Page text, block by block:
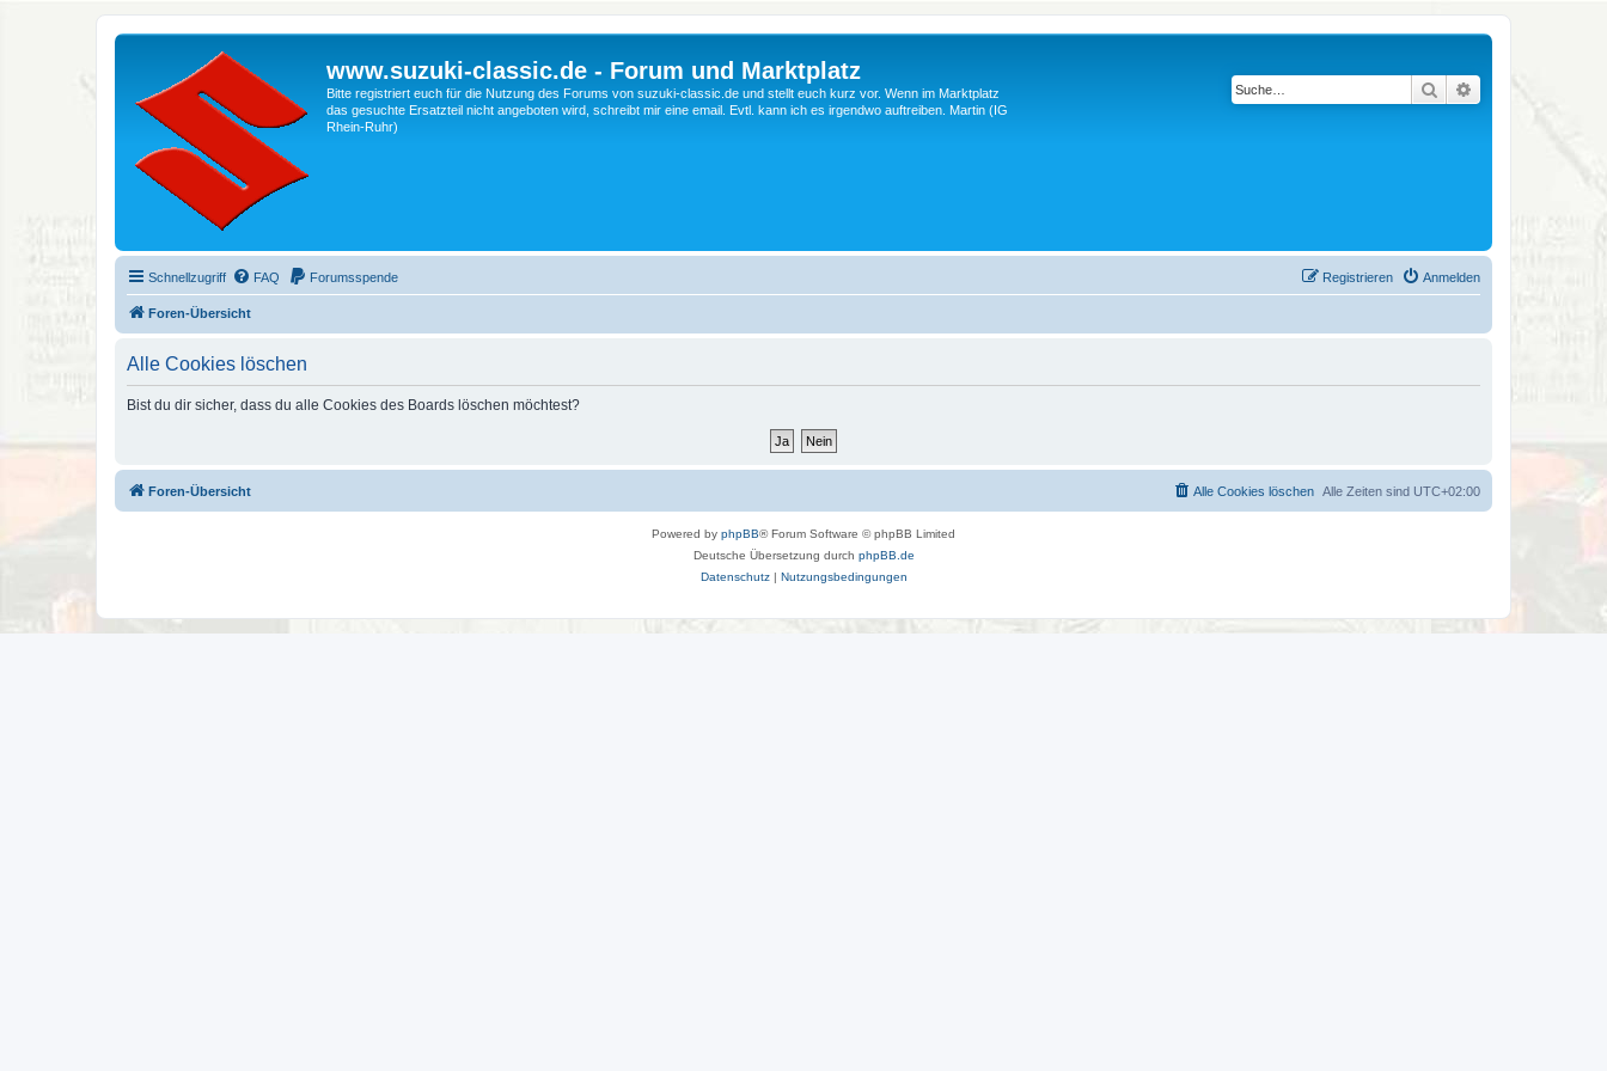
www.suzuki-classic.de - Forum und Marktplatz
Bitte registriert euch für die Nutzung des Forums von suzuki-classic.de und stellt euch kurz vor. Wenn im Marktplatz
das gesuchte Ersatzteil nicht angeboten wird, schreibt mir eine email. Evtl. kann ich es irgendwo auftreiben. Martin (IG
Rhein-Ruhr)
Suche Erweiterte Suche
Schnellzugriff FAQ Forumsspende Anmelden
Registrieren
Foren-Übersicht
Alle Cookies löschen
Bist du dir sicher, dass du alle Cookies des Boards löschen möchtest?
Foren-Übersicht Alle Zeiten sind UTC+02:00
Alle Cookies löschen
Powered by phpBB® Forum Software © phpBB Limited
Deutsche Übersetzung durch phpBB.de
Datenschutz| Nutzungsbedingungen